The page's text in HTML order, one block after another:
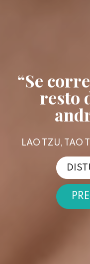
“Se
resto
LAO TZU, TAO